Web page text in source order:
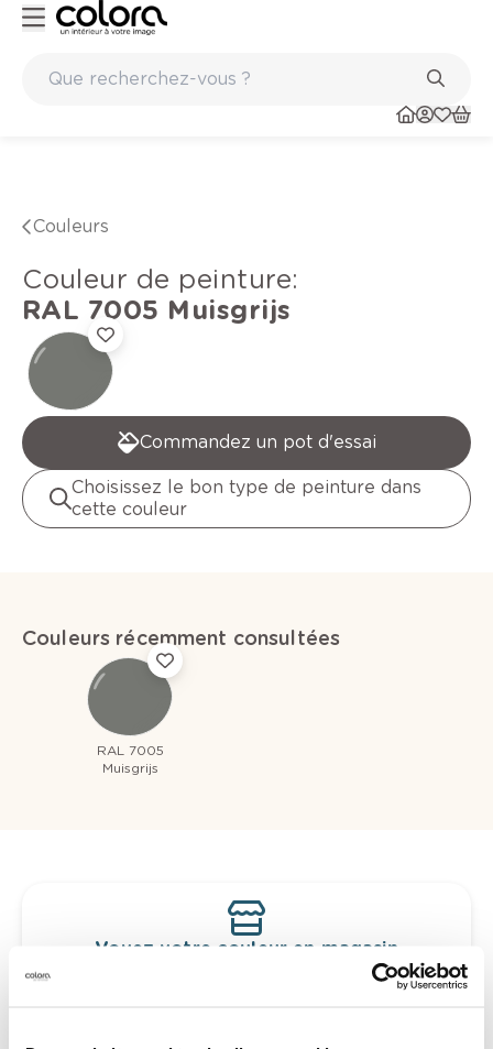
Couleurs
Couleur de peinture:
RAL 7005 Muisgrijs
Commandez un pot d'essai
Choisissez le bon type de peinture dans
cette couleur
Couleurs récemment consultées
RAL 7005
Muisgrijs
Voyez votre couleur en magasin
Découvrez des échantillons de votre